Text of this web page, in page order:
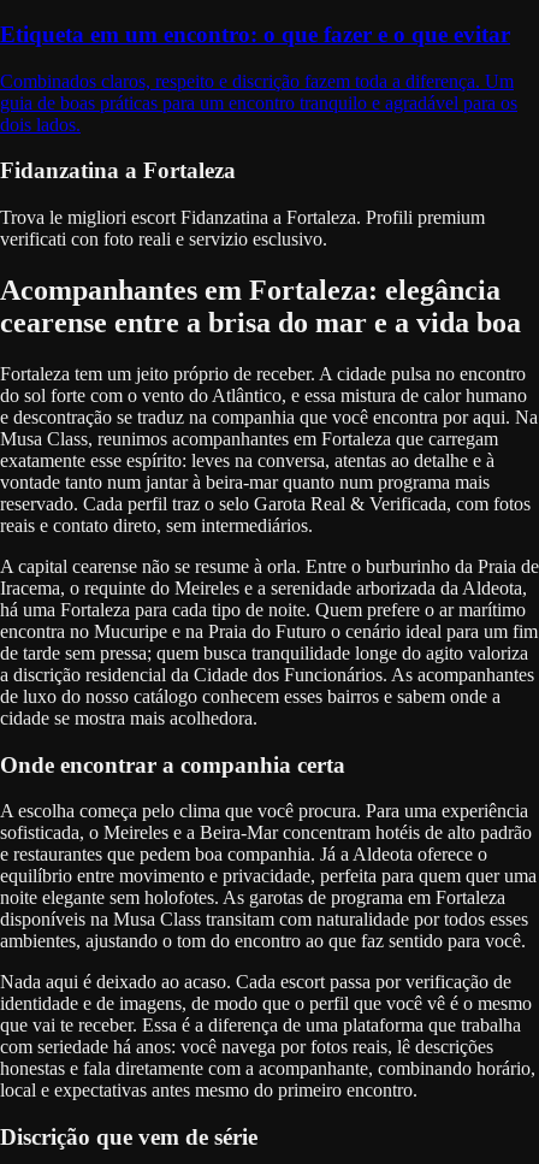
Etiqueta em um encontro: o que fazer e o que evitar
Combinados claros, respeito e discrição fazem toda a diferença. Um
guia de boas práticas para um encontro tranquilo e agradável para os
dois lados.
Fidanzatina a Fortaleza
Trova le migliori escort Fidanzatina a Fortaleza. Profili premium
verificati con foto reali e servizio esclusivo.
Acompanhantes em Fortaleza: elegância
cearense entre a brisa do mar e a vida boa
Fortaleza tem um jeito próprio de receber. A cidade pulsa no encontro
do sol forte com o vento do Atlântico, e essa mistura de calor humano
e descontração se traduz na companhia que você encontra por aqui. Na
Musa Class, reunimos acompanhantes em Fortaleza que carregam
exatamente esse espírito: leves na conversa, atentas ao detalhe e à
vontade tanto num jantar à beira-mar quanto num programa mais
reservado. Cada perfil traz o selo Garota Real & Verificada, com fotos
reais e contato direto, sem intermediários.
A capital cearense não se resume à orla. Entre o burburinho da Praia de
Iracema, o requinte do Meireles e a serenidade arborizada da Aldeota,
há uma Fortaleza para cada tipo de noite. Quem prefere o ar marítimo
encontra no Mucuripe e na Praia do Futuro o cenário ideal para um fim
de tarde sem pressa; quem busca tranquilidade longe do agito valoriza
a discrição residencial da Cidade dos Funcionários. As acompanhantes
de luxo do nosso catálogo conhecem esses bairros e sabem onde a
cidade se mostra mais acolhedora.
Onde encontrar a companhia certa
A escolha começa pelo clima que você procura. Para uma experiência
sofisticada, o Meireles e a Beira-Mar concentram hotéis de alto padrão
e restaurantes que pedem boa companhia. Já a Aldeota oferece o
equilíbrio entre movimento e privacidade, perfeita para quem quer uma
noite elegante sem holofotes. As garotas de programa em Fortaleza
disponíveis na Musa Class transitam com naturalidade por todos esses
ambientes, ajustando o tom do encontro ao que faz sentido para você.
Nada aqui é deixado ao acaso. Cada escort passa por verificação de
identidade e de imagens, de modo que o perfil que você vê é o mesmo
que vai te receber. Essa é a diferença de uma plataforma que trabalha
com seriedade há anos: você navega por fotos reais, lê descrições
honestas e fala diretamente com a acompanhante, combinando horário,
local e expectativas antes mesmo do primeiro encontro.
Discrição que vem de série